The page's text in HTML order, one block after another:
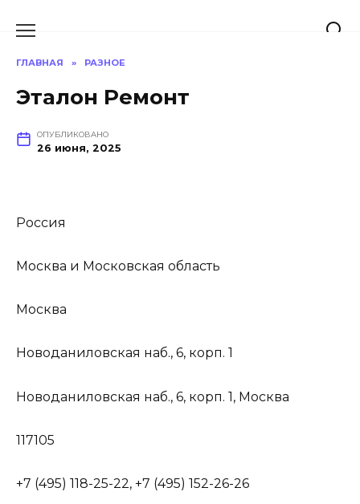
ГЛАВНАЯ » РАЗНОЕ
Эталон Ремонт
ОПУБЛИКОВАНО
26 июня, 2025
Россия
Москва и Московская область
Москва
Новоданиловская наб., 6, корп. 1
Новоданиловская наб., 6, корп. 1, Москва
117105
+7 (495) 118-25-22, +7 (495) 152-26-26